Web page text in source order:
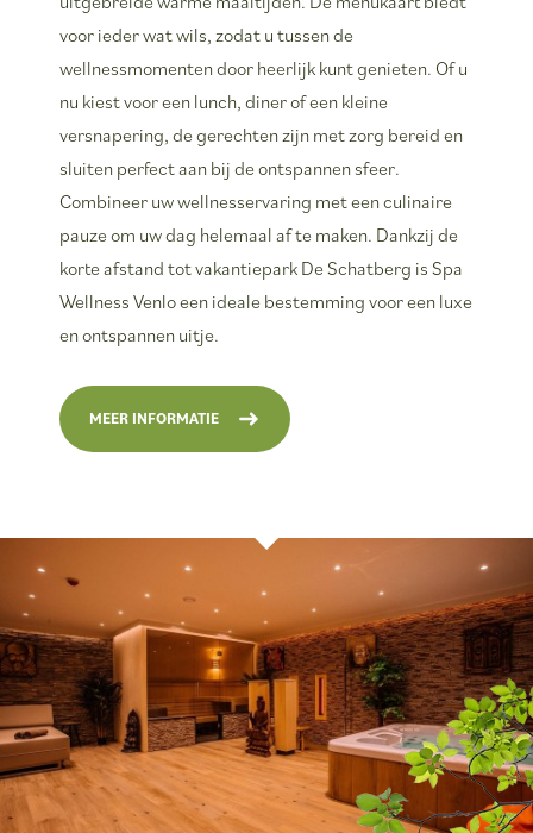
voor ieder wat wils, zodat u tussen de
wellnessmomenten door heerlijk kunt genieten. Of u
nu kiest voor een lunch, diner of een kleine
versnapering, de gerechten zijn met zorg bereid en
sluiten perfect aan bij de ontspannen sfeer.
Combineer uw wellnesservaring met een culinaire
pauze om uw dag helemaal af te maken. Dankzij de
korte afstand tot vakantiepark De Schatberg is Spa
Wellness Venlo een ideale bestemming voor een luxe
en ontspannen uitje.
MEER INFORMATIE